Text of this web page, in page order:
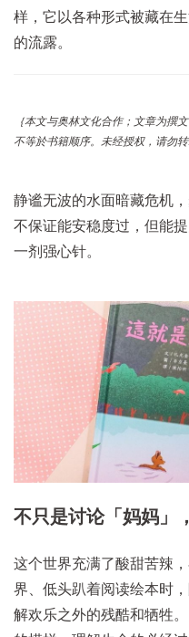
样，它以各种形式被藏在
的流露。
｛本文与奥林文化合作；文章为撰
不等於书籍顺序。未经授权，请勿转
静谧无波的水面暗藏危机
不保证能安稳度过，但能
一剂强心针。
不只是讨论「妈妈」
这个世界充满了酸甜苦辣
界、低头趴着阅读绘本时
解欢乐之外的残酷和牺牲